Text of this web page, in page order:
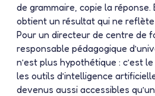
de grammaire, copie la
obtient un résultat qui ne
Pour un directeur de centre de
responsable pédagogique
n’est plus hypothétique : c’est
les outils d’intelligence
devenus aussi accessibles